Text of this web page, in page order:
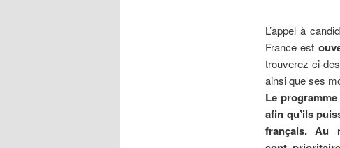
L’appel à
France est
trouverez ci-
ainsi que ses
Le
afin qu’ils
français. Au